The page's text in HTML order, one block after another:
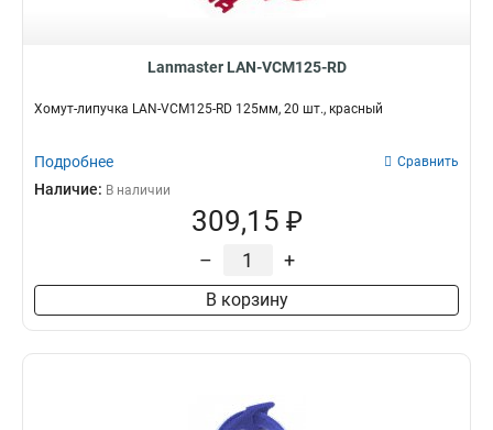
Lanmaster LAN-VCM125-RD
Хомут-липучка LAN-VCM125-RD 125мм, 20 шт., красный
Подробнее Сравнить
Наличие: В наличии
309,15 ₽
– +
В корзину